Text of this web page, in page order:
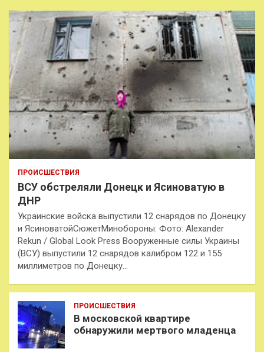
ПРОИСШЕСТВИЯ
ВСУ обстреляли Донецк и Ясиноватую в
ДНР
Украинские войска выпустили 12 снарядов по Донецку
и ЯсиноватойСюжетМинобороны: Фото: Alexander
Rekun / Global Look Press Вооруженные силы Украины
(ВСУ) выпустили 12 снарядов калибром 122 и 155
миллиметров по Донецку…
ПРОИСШЕСТВИЯ
В московской квартире
обнаружили мертвого младенца